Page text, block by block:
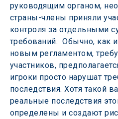
руководящим органом,
страны-члены приняли
контроля за отдельными
требований.  Обычно, как
новым регламентом,
участников,
игроки просто нарушат
последствия. Хотя такой
реальные последствия
определены и создают